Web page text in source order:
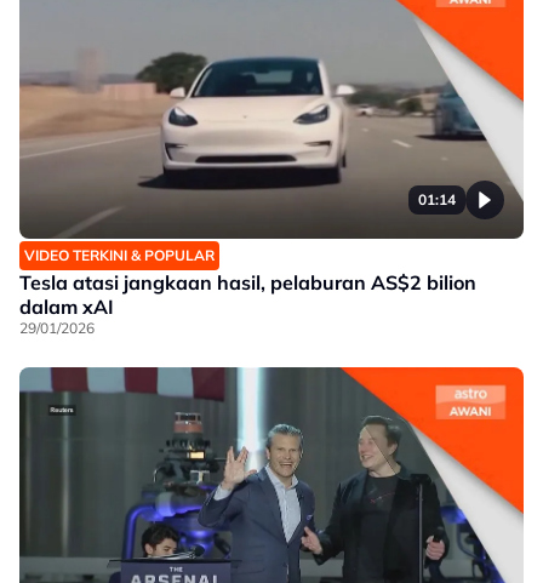
01:14
VIDEO TERKINI & POPULAR
Tesla atasi jangkaan hasil, pelaburan AS$2 bilion
dalam xAI
29/01/2026